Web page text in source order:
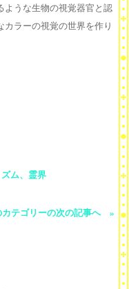
ような生物の視覚器官と認
ラーの視覚の世界を作り
ム、霊界
カテゴリーの次の記事へ »